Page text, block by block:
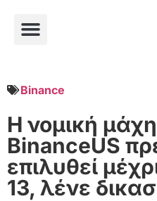
Binance
Η νομική
BinanceUS
επιλυθεί
13, λένε